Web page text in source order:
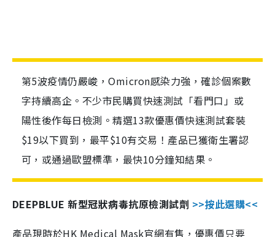
第5波疫情仍嚴峻，Omicron感染力強，確診個案數
字持續高企。不少市民購買快速測試「看門口」或
陽性後作每日檢測。精選13款優惠價快速測試套裝
$19以下買到，最平$10有交易！產品已獲衛生署認
可，或通過歐盟標準，最快10分鐘知結果。
DEEPBLUE 新型冠狀病毒抗原檢測試劑 >>按此選購<<
產品現時於HK Medical Mask官網有售，優惠價只要